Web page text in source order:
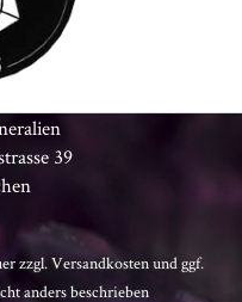
39
zzgl.Versandkostenund ggf.
anders beschrieben